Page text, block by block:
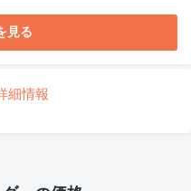
見る
細情報